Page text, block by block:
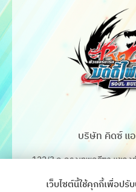
บริษัท คิดซ์ แ
122/3 ถ.กรุงเทพกรีฑา แขวง
เว็บไซต์นี้ใช้คุกกี้เพื่อป